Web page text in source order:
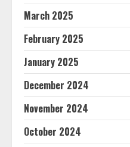
March 2025
February 2025
January 2025
December 2024
November 2024
October 2024